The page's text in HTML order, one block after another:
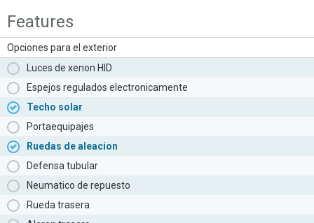
Features
Opciones para el exterior
Luces de xenon HID
Espejos regulados electronicamente
Techo solar
Portaequipajes
Ruedas de aleacion
Defensa tubular
Neumatico de repuesto
Rueda trasera